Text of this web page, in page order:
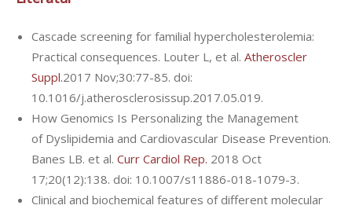
Cascade screening for familial hypercholesterolemia:
Practical consequences. Louter L, et al. Atheroscler
Suppl.2017 Nov;30:77-85. doi:
10.1016/j.atherosclerosissup.2017.05.019.
How Genomics Is Personalizing the Management
of Dyslipidemia and Cardiovascular Disease Prevention.
Banes LB. et al. Curr Cardiol Rep. 2018 Oct
17;20(12):138. doi: 10.1007/s11886-018-1079-3.
Clinical and biochemical features of different molecular